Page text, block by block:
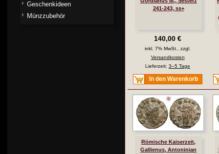
241-243, ss+
140,00 €
inkl. 7% MwSt., zzgl.
Versandkosten
Lieferzeit: 3–5 Tage
In den Warenkorb
Römische Kaiserzeit,
Gallienus, Antoninian
Geschenkideen
Münzzubehör